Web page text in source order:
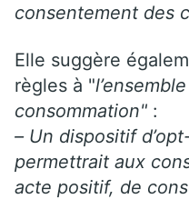
consentement des
Elle suggère
règles à "
consommation" :
– Un dispositif
permettrait aux
acte positif, de